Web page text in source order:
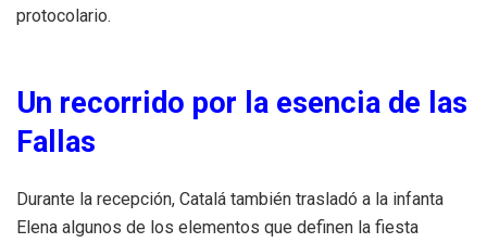
protocolario.
Un recorrido por la esencia de las
Fallas
Durante la recepción, Catalá también trasladó a la infanta
Elena algunos de los elementos que definen la fiesta